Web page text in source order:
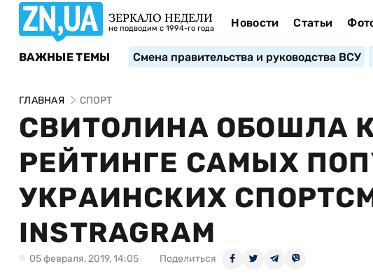
ЗЕРКАЛО НЕДЕЛИ
не подводим с 1994-го года Новости Статьи
ВАЖНЫЕ ТЕМЫ Смена правительства и руководства ВСУ
ГЛАВНАЯ СПОРТ
СВИТОЛИНА ОБОШЛА
РЕЙТИНГЕ САМЫХ
УКРАИНСКИХ
INSTRAGRAM
05 февраля, 2019, 14:05 Поделиться